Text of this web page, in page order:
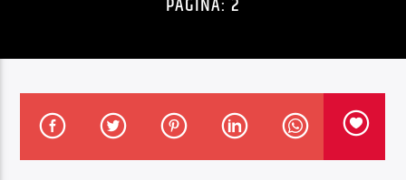
CANCIÓN ACTUAL
PAINTING HAPPY TREES
ARUTANI